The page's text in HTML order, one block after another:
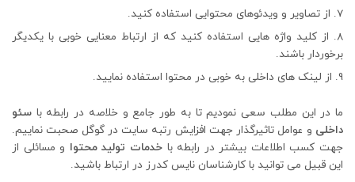
از تصاویر و ویدئوهای محتوایی استفاده کنید.
از کلید واژه هایی استفاده کنید که از ارتباط معنایی خوبی با یکدیگر
برخوردار باشند.
از لینک های داخلی به خوبی در محتوا استفاده نمایید.
ما در این مطلب سعی نمودیم تا به طور جامع و خلاصه در رابطه با سئو
داخلی و عوامل تاثیرگذار جهت افزایش رتبه سایت در گوگل صحبت نماییم.
جهت کسب اطلاعات بیشتر در رابطه باخدمات تولید محتوا و مسائلی از
این قبیل می توانید با کارشناسان نایس کدرز در ارتباط باشید.